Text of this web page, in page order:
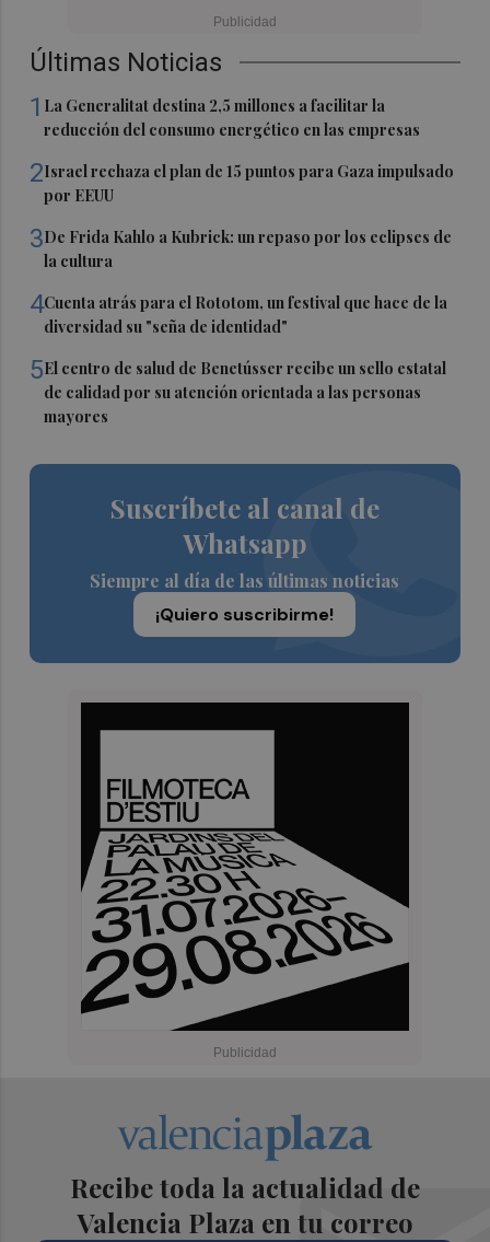
Últimas Noticias
1 La Generalitat destina 2,5 millones a facilitar la
reducción del consumo energético en las empresas
2Israel rechaza el plan de 15 puntos para Gaza impulsado
por EEUU
3De Frida Kahlo a Kubrick: un repaso por los eclipses de
la cultura
4Cuenta atrás para el Rototom, un festival que hace de la
diversidad su "seña de identidad"
5El centro de salud de Benetússer recibe un sello estatal
de calidad por su atención orientada a las personas
mayores
Suscríbete al canal de
Whatsapp
Siempre al día de las últimas noticias
¡Quiero suscribirme!
Recibe toda la actualidad de
Valencia Plaza en tu correo